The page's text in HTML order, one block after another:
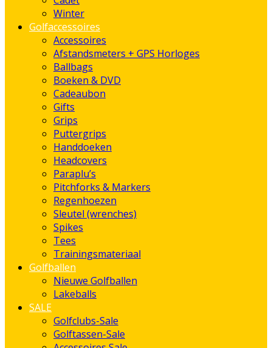
Winter
Golfaccessoires
Accessoires
Afstandsmeters + GPS Horloges
Ballbags
Boeken & DVD
Cadeaubon
Gifts
Grips
Puttergrips
Handdoeken
Headcovers
Paraplu’s
Pitchforks & Markers
Regenhoezen
Sleutel (wrenches)
Spikes
Tees
Trainingsmateriaal
Golfballen
Nieuwe Golfballen
Lakeballs
SALE
Golfclubs-Sale
Golftassen-Sale